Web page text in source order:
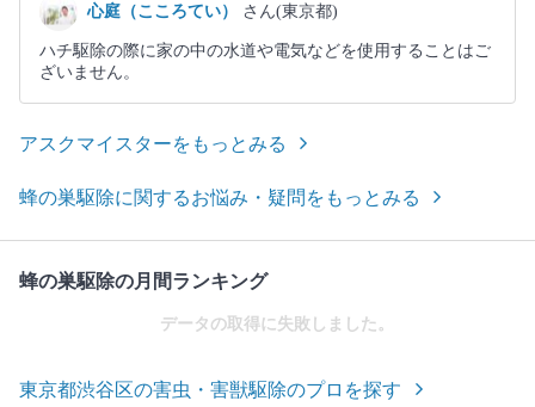
心庭（こころてい） さん(東京都)
ハチ駆除の際に家の中の水道や電気などを使用することはご
ざいません。
アスクマイスターをもっとみる
蜂の巣駆除に関するお悩み・疑問をもっとみる
蜂の巣駆除の月間ランキング
データの取得に失敗しました。
東京都渋谷区の害虫・害獣駆除のプロを探す